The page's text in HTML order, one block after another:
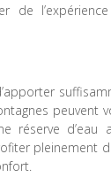
de
peuvent
réserve d’eau
pleinement